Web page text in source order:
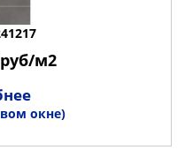
м2
окне)